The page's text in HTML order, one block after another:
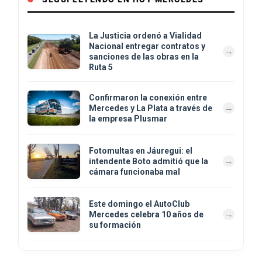
La Justicia ordenó a Vialidad
Nacional entregar contratos y
sanciones de las obras en la
Ruta 5
Confirmaron la conexión entre
Mercedes y La Plata a través de
la empresa Plusmar
Fotomultas en Jáuregui: el
intendente Boto admitió que la
cámara funcionaba mal
Este domingo el AutoClub
Mercedes celebra 10 años de
su formación